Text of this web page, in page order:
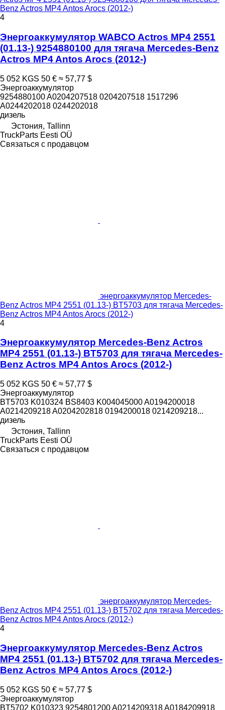
Benz Actros MP4 Antos Arocs (2012-)
4
Энергоаккумулятор WABCO Actros MP4 2551
(01.13-) 9254880100 для тягача Mercedes-Benz
Actros MP4 Antos Arocs (2012-)
5 052 KGS 50 € ≈ 57,77 $
Энергоаккумулятор
9254880100 A0204207518 0204207518 1517296
A0244202018 0244202018
дизель
Эстония, Tallinn
TruckParts Eesti OÜ
Связаться с продавцом
энергоаккумулятор Mercedes-
Benz Actros MP4 2551 (01.13-) BT5703 для тягача Mercedes-
Benz Actros MP4 Antos Arocs (2012-)
4
Энергоаккумулятор Mercedes-Benz Actros
MP4 2551 (01.13-) BT5703 для тягача Mercedes-
Benz Actros MP4 Antos Arocs (2012-)
5 052 KGS 50 € ≈ 57,77 $
Энергоаккумулятор
BT5703 K010324 BS8403 K004045000 A0194200018
A0214209218 A0204202818 0194200018 0214209218...
дизель
Эстония, Tallinn
TruckParts Eesti OÜ
Связаться с продавцом
энергоаккумулятор Mercedes-
Benz Actros MP4 2551 (01.13-) BT5702 для тягача Mercedes-
Benz Actros MP4 Antos Arocs (2012-)
4
Энергоаккумулятор Mercedes-Benz Actros
MP4 2551 (01.13-) BT5702 для тягача Mercedes-
Benz Actros MP4 Antos Arocs (2012-)
5 052 KGS 50 € ≈ 57,77 $
Энергоаккумулятор
BT5702 K010323 9254801200 A0214209318 A0184209918